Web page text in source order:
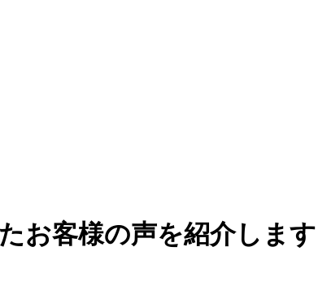
お客様の声を紹介します